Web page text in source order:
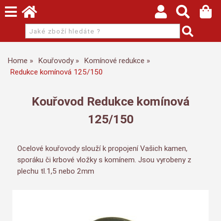
Home Kouřovody
Komínové redukce
Redukce komínová 125/150
Kouřovod Redukce komínová
125/150
Ocelové kouřovody slouží k propojení Vašich kamen,
sporáku či krbové vložky s komínem. Jsou vyrobeny z
plechu tl.1,5 nebo 2mm